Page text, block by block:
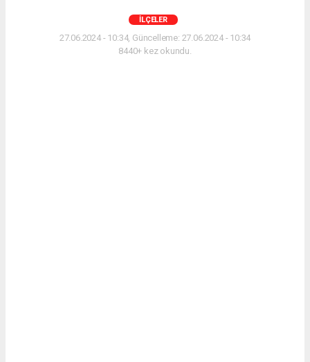
İLÇELER
27.06.2024 - 10:34, Güncelleme: 27.06.2024 - 10:34
8440+ kez okundu.